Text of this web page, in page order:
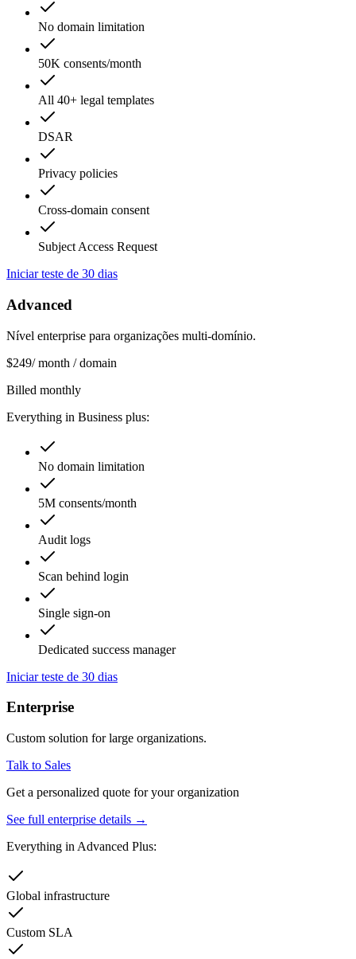
No domain limitation
50K consents/month
All 40+ legal templates
DSAR
Privacy policies
Cross-domain consent
Subject Access Request
Iniciar teste de 30 dias
Advanced
Nível enterprise para organizações multi-domínio.
$249/ month / domain
Billed monthly
Everything in Business plus:
No domain limitation
5M consents/month
Audit logs
Scan behind login
Single sign-on
Dedicated success manager
Iniciar teste de 30 dias
Enterprise
Custom solution for large organizations.
Talk to Sales
Get a personalized quote for your organization
See full enterprise details →
Everything in Advanced Plus:
Global infrastructure
Custom SLA